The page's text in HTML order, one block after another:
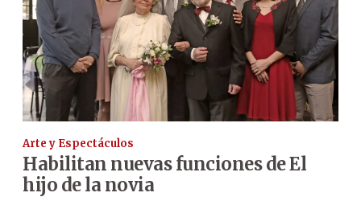
Arte y Espectáculos
Habilitan nuevas funciones de El
hijo de la novia